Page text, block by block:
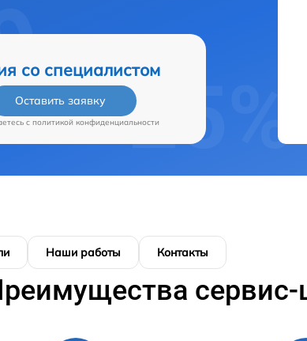
со специалистом
Оставить заявку
c политикой конфиденциальности
Наши работы Контакты
сервис-